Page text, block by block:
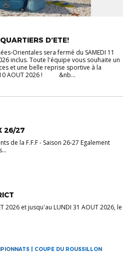
D’ETE!
Orientales sera fermé du SAMEDI 11
inclus. Toute l'équipe vous souhaite un
et une belle reprise sportive à la
10 AOUT 2026 ! &nb...
26/27
de la F.F.F - Saison 26-27 Egalement
2026 et jusqu'au LUNDI 31 AOUT 2026, le
| COUPE DU ROUSSILLON